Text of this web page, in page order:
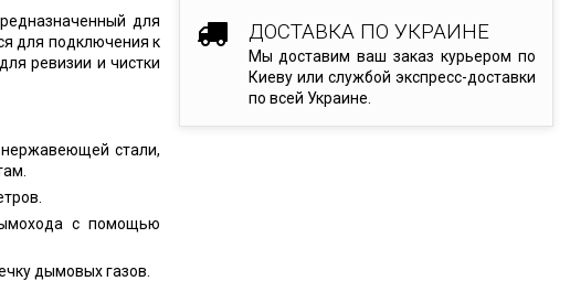
ДОСТАВКА ПО УКРАИНЕ
Мы доставим ваш заказ курьером по
Киеву или службой экспресс-доставки
по всей Украине.
для
для подключения к
ревизии и чистки
нержавеющей стали,
с помощью
дымовых газов.